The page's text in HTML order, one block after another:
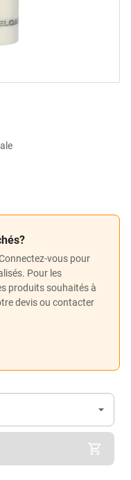
vous pour
Pour les
produits souhaités à
devis ou contacter
(Optionnel)